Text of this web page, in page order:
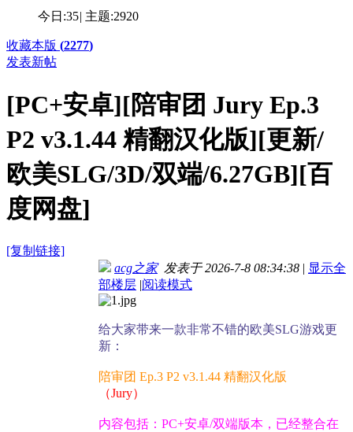
今日:35| 主题:2920
收藏本版 (2277)
发表新帖
[PC+安卓][陪审团 Jury Ep.3
P2 v3.1.44 精翻汉化版][更新/
欧美SLG/3D/双端/6.27GB][百
度网盘]
[复制链接]
acg之家发表于 2026-7-8 08:34:38 | 显示全
部楼层 |阅读模式
给大家带来一款非常不错的欧美SLG游戏更
新：
陪审团 Ep.3 P2 v3.1.44 精翻汉化版
（Jury）
内容包括：PC+安卓/双端版本，已经整合在